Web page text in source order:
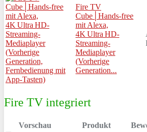
Fire TV
Cube│Hands-free
mit Alexa,
4K Ultra HD-
Streaming-
Mediaplayer
(Vorherige
Generation...
Fire TV integriert
Vorschau Produkt